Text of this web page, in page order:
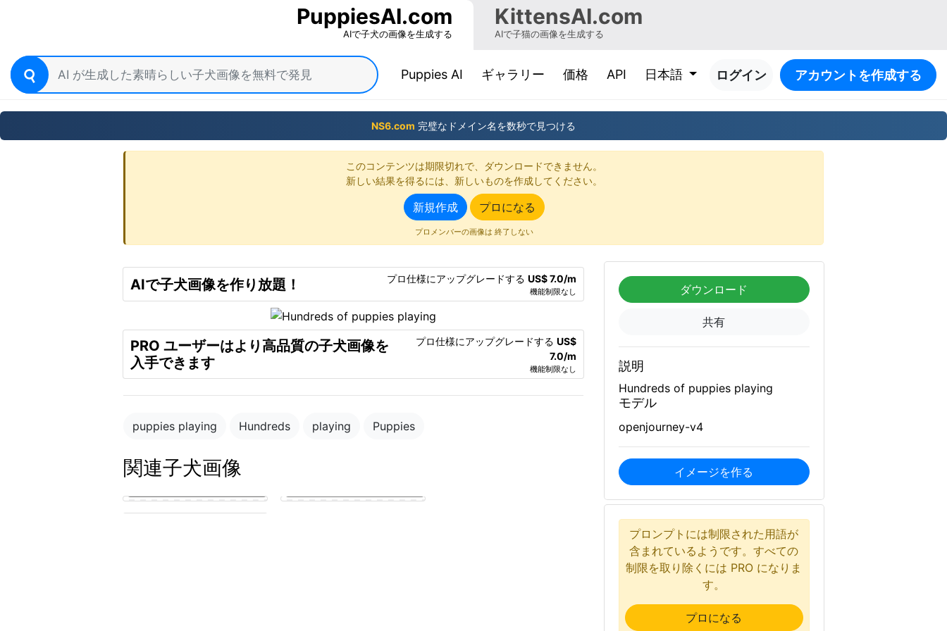
PuppiesAI.com
AIで子犬の画像を生成する
KittensAI.com
AIで子猫の画像を生成する
Puppies AI(current)
ギャラリー 価格 API 日本語 ログイン アカウントを作成する
NS6.com 完璧なドメイン名を数秒で見つける
このコンテンツは期限切れで、ダウンロードできません。
新しい結果を得るには、新しいものを作成してください。
新規作成 プロになる
プロメンバーの画像は 終了しない
AIで子犬画像を作り放題！ プロ仕様にアップグレードする US$ 7.0/m
機能制限なし
PRO ユーザーはより高品質の子犬画像を
入手できます
プロ仕様にアップグレードする US$
7.0/m
機能制限なし
puppies playing Hundreds playing Puppies
関連子犬画像
puppy in the park playing with
ダウンロード
共有
説明
Hundreds of puppies playing
モデル
openjourney-v4
イメージを作る
プロンプトには制限された用語が
含まれているようです。すべての
制限を取り除くには PRO になりま
す。
プロになる